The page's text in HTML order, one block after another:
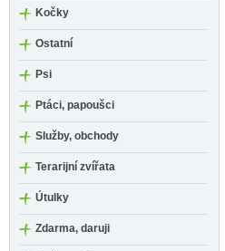
Kočky
Ostatní
Psi
Ptáci, papoušci
Služby, obchody
Terarijní zvířata
Útulky
Zdarma, daruji